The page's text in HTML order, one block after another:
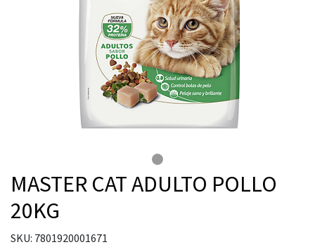
MASTER CAT ADULTO POLLO
20KG
SKU: 7801920001671